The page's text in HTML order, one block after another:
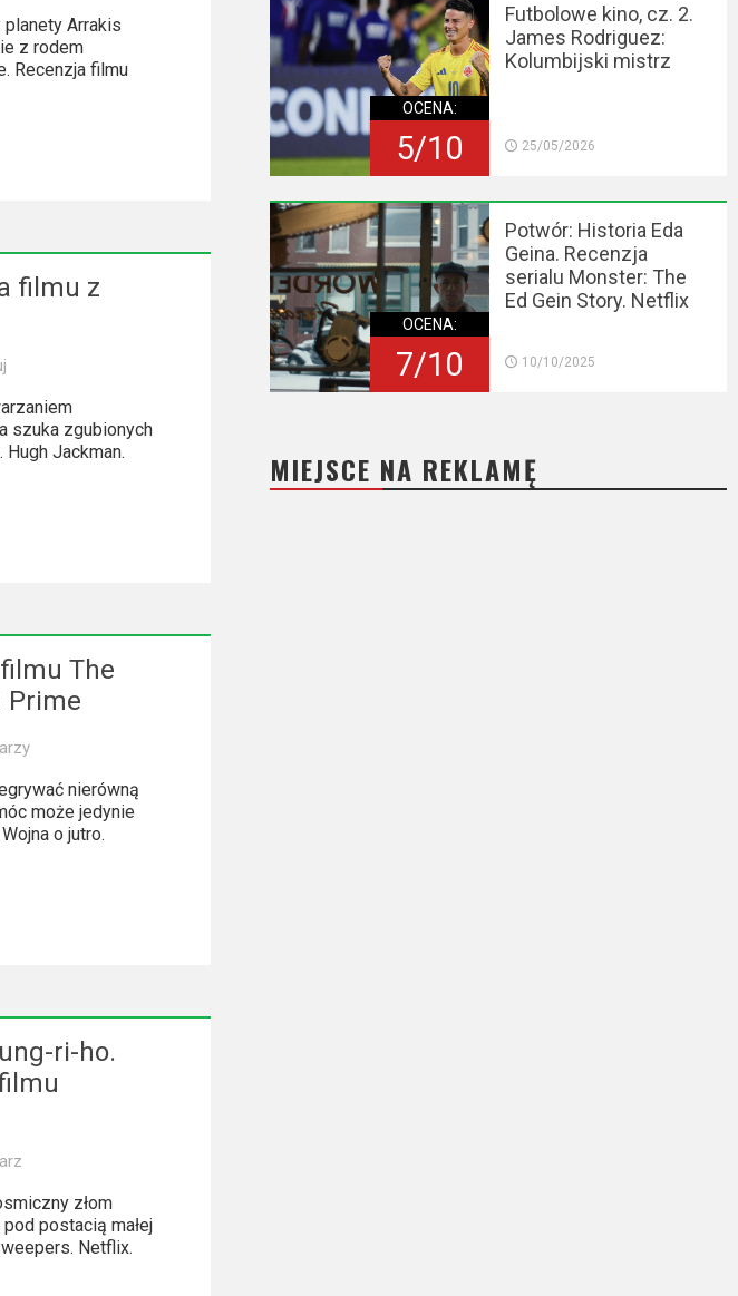
Arrakis
z rodem
Recenzja filmu
filmu z
szuka zgubionych
Jackman.
The
Prime
nierówną
może jedynie
o jutro.
ri-ho.
złom
postacią małej
Netflix.
OCENA:
5/10
Futbolowe kino, cz. 2.
James Rodriguez:
Kolumbijski mistrz
25/05/2026
OCENA:
7/10
Potwór: Historia Eda
Geina. Recenzja
serialu Monster: The
Ed Gein Story. Netflix
10/10/2025
MIEJSCE NA REKLAMĘ